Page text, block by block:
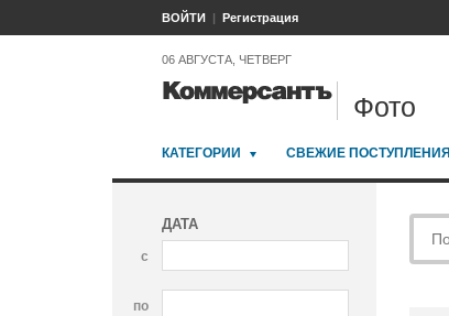
ВОЙТИ Регистрация
06 АВГУСТА, ЧЕТВЕРГ
Фото
КАТЕГОРИИ СВЕЖИЕ ПОСТУПЛЕНИЯ
ДАТА
с
по